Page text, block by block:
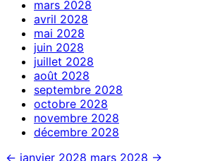
mars 2028
avril 2028
mai 2028
juin 2028
juillet 2028
août 2028
septembre 2028
octobre 2028
novembre 2028
décembre 2028
← janvier 2028 mars 2028 →